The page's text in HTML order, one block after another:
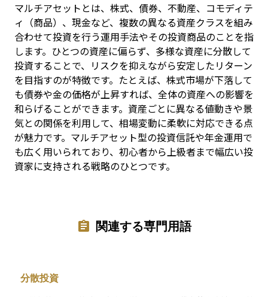
マルチアセットとは、株式、債券、不動産、コモディテ
ィ（商品）、現金など、複数の異なる資産クラスを組み
合わせて投資を行う運用手法やその投資商品のことを指
します。ひとつの資産に偏らず、多様な資産に分散して
投資することで、リスクを抑えながら安定したリターン
を目指すのが特徴です。たとえば、株式市場が下落して
も債券や金の価格が上昇すれば、全体の資産への影響を
和らげることができます。資産ごとに異なる値動きや景
気との関係を利用して、相場変動に柔軟に対応できる点
が魅力です。マルチアセット型の投資信託や年金運用で
も広く用いられており、初心者から上級者まで幅広い投
資家に支持される戦略のひとつです。
関連する専門用語
分散投資